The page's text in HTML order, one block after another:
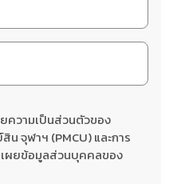
ความเป็นส่วนตัวของ
จุฬาฯ (PMCU) และการ
เผยข้อมูลส่วนบุคคลของ